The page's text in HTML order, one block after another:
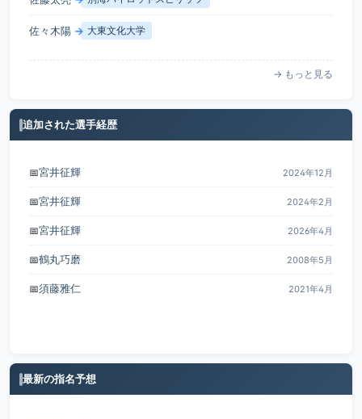
佐々木陽 → 大東文化大学
→ もっと見る
追加された選手経歴
📅宮井征輝 2024年12月
📅宮井征輝 2024年2月
📅宮井征輝 2026年4月
📅鶴丸巧磨 2008年5月
📅須藤雅仁 2021年4月
最新の指名予想